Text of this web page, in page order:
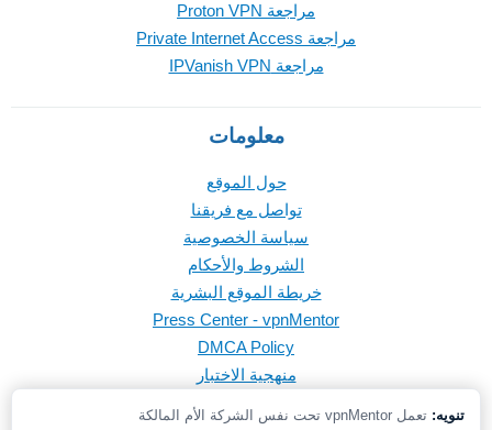
مراجعة Proton VPN
مراجعة Private Internet Access
مراجعة IPVanish VPN
معلومات
حول الموقع
تواصل مع فريقنا
سياسة الخصوصية
الشروط والأحكام
خريطة الموقع البشرية
Press Center - vpnMentor
DMCA Policy
منهجية الاختبار
تنويه:
تعمل vpnMentor تحت نفس الشركة الأم المالكة